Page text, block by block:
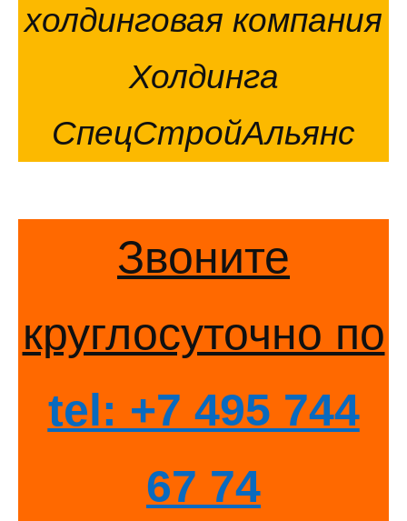
холдинговая компания
Холдинга
СпецСтройАльянс
Звоните
круглосуточно по
tel: +7 495 744
67 74